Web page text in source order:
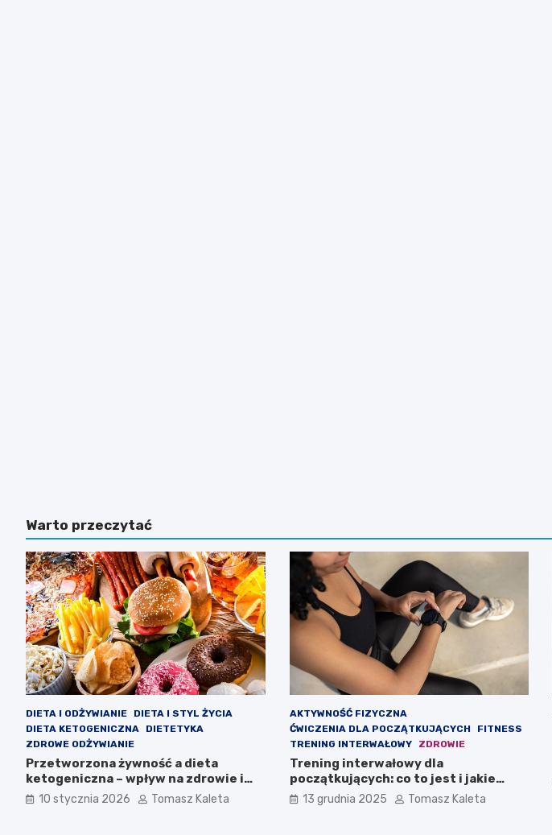
Warto przeczytać
DIETA I ODŻYWIANIE
DIETA I STYL ŻYCIA
DIETA KETOGENICZNA
DIETETYKA
ZDROWE ODŻYWIANIE
Przetworzona żywność a dieta
ketogeniczna – wpływ na zdrowie i
efektywność
10 stycznia 2026 Tomasz Kaleta
AKTYWNOŚĆ FIZYCZNA
ĆWICZENIA DLA POCZĄTKUJĄCYCH
FITNESS
TRENING INTERWAŁOWY
ZDROWIE
Trening interwałowy dla
początkujących: co to jest i jakie
przynosi efekty
13 grudnia 2025 Tomasz Kaleta